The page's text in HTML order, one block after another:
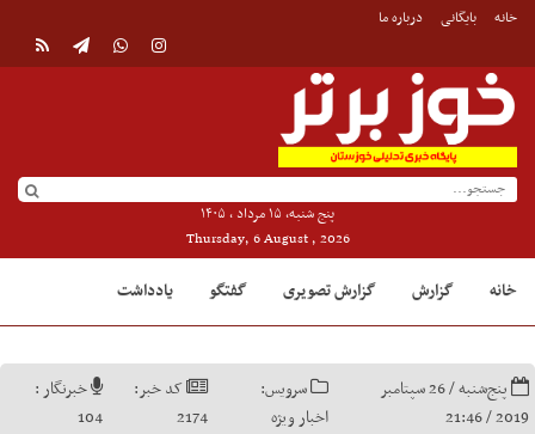
خانه بایگانی درباره ما
پنج شنبه, ۱۵ مرداد , ۱۴۰۵
Thursday, 6 August , 2026
خانه گزارش گزارش تصویری گفتگو یادداشت
پنج‌شنبه / 26 سپتامبر
2019 / 21:46
سرویس:
اخبار ویژه
کد خبر:
2174
خبرنگار :
104